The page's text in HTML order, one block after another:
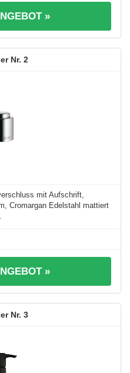
»
2
mit Aufschrift,
Cromargan Edelstahl mattiert
»
3